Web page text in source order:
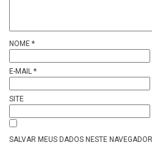
NOME *
E-MAIL *
SITE
SALVAR MEUS DADOS NESTE